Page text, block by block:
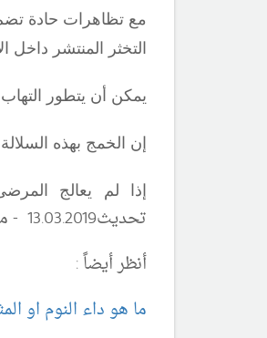
مع تظاهرات حادة تضم
التخثر المنتشر داخل
يمكن أن يتطور التهاب الدماغ والسحايا
إن الخمج بهذه
إذا لم يعالج
تحديث13
.03.2019 - مصدر المعلومات :
أنظر أيضاً :
ما هو داء النوم او